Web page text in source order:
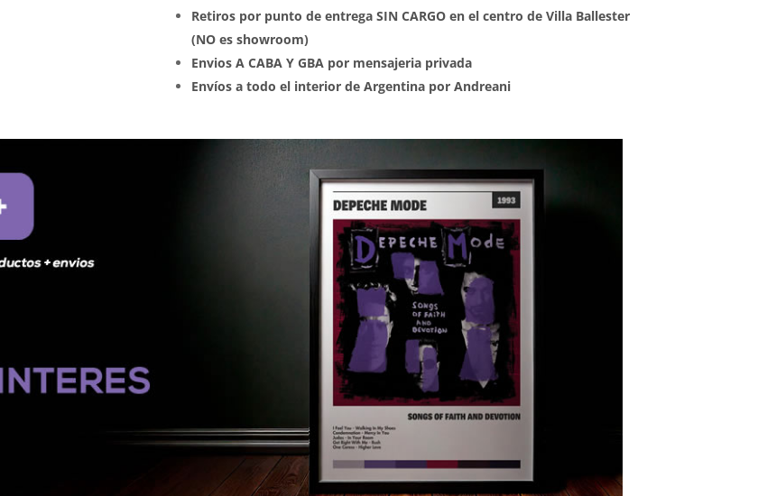
Retiros por punto de entrega SIN CARGO en el centro de Villa Ballester
(NO es showroom)
Envios A CABA Y GBA por mensajeria privada
Envíos a todo el interior de Argentina por Andreani